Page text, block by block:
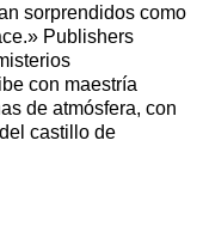
sorprendidos como
Publishers
con maestría
de atmósfera, con
castillo de